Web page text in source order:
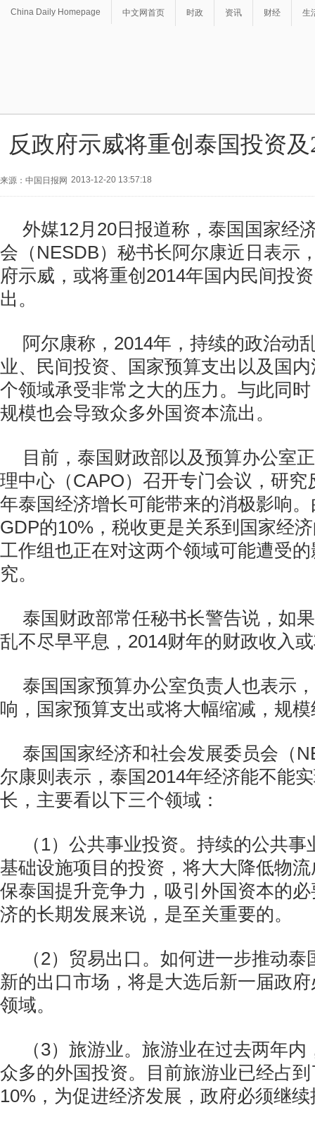
China Daily Homepage 中文网首页 时政 资讯 财经 生
反政府示威将重创泰国投资
来源：中国日报网 2013-12-20 13:57:18
外媒12月20日报道称，泰国国家经
会（NESDB）秘书长阿尔康近日表示
府示威，或将重创2014年国内民间投
出。
阿尔康称，2014年，持续的政治动
业、民间投资、国家预算支出以及国
个领域承受非常之大的压力。与此同
规模也会导致众多外国资本流出。
目前，泰国财政部以及预算办公室
理中心（CAPO）召开专门会议，研究
年泰国经济增长可能带来的消极影响
GDP的10%，税收更是关系到国家经
工作组也正在对这两个领域可能遭受
究。
泰国财政部常任秘书长警告说，如
乱不尽早平息，2014财年的财政收入
泰国国家预算办公室负责人也表示
响，国家预算支出或将大幅缩减，规
泰国国家经济和社会发展委员会（
尔康则表示，泰国2014年经济能不能
长，主要看以下三个领域：
（1）公共事业投资。持续的公共
基础设施项目的投资，将大大降低物
保泰国提升竞争力，吸引外国资本的
济的长期发展来说，是至关重要的。
（2）贸易出口。如何进一步推动
新的出口市场，将是大选后新一届政
领域。
（3）旅游业。旅游业在过去两年
众多的外国投资。目前旅游业已经占
10%，为促进经济发展，政府必须继